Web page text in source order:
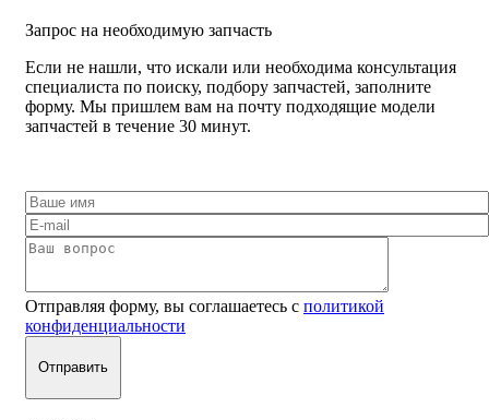
Запрос на необходимую запчасть
Если не нашли, что искали или необходима консультация
специалиста по поиску, подбору запчастей, заполните
форму. Мы пришлем вам на почту подходящие модели
запчастей в течение 30 минут.
Отправляя форму, вы соглашаетесь с политикой
конфиденциальности